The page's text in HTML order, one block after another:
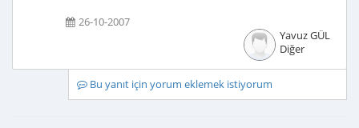
26-10-2007
Yavuz GÜL
Diğer
Bu yanıt için yorum eklemek istiyorum